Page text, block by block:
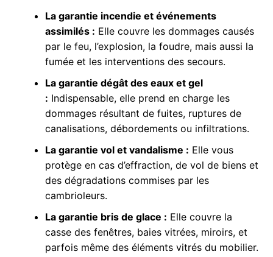
La garantie incendie et événements
assimilés : Elle couvre les dommages causés
par le feu, l’explosion, la foudre, mais aussi la
fumée et les interventions des secours.
La garantie dégât des eaux et gel
: Indispensable, elle prend en charge les
dommages résultant de fuites, ruptures de
canalisations, débordements ou infiltrations.
La garantie vol et vandalisme : Elle vous
protège en cas d’effraction, de vol de biens et
des dégradations commises par les
cambrioleurs.
La garantie bris de glace : Elle couvre la
casse des fenêtres, baies vitrées, miroirs, et
parfois même des éléments vitrés du mobilier.